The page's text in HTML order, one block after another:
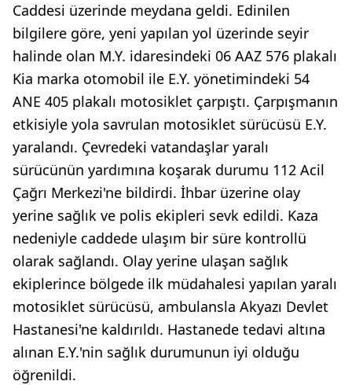
Caddesi üzerinde meydana geldi. Edinilen
bilgilere göre, yeni yapılan yol üzerinde seyir
halinde olan M.Y. idaresindeki 06 AAZ 576 plakalı
Kia marka otomobil ile E.Y. yönetimindeki 54
ANE 405 plakalı motosiklet çarpıştı. Çarpışmanın
etkisiyle yola savrulan motosiklet sürücüsü E.Y.
yaralandı. Çevredeki vatandaşlar yaralı
sürücünün yardımına koşarak durumu 112 Acil
Çağrı Merkezi'ne bildirdi. İhbar üzerine olay
yerine sağlık ve polis ekipleri sevk edildi. Kaza
nedeniyle caddede ulaşım bir süre kontrollü
olarak sağlandı. Olay yerine ulaşan sağlık
ekiplerince bölgede ilk müdahalesi yapılan yaralı
motosiklet sürücüsü, ambulansla Akyazı Devlet
Hastanesi'ne kaldırıldı. Hastanede tedavi altına
alınan E.Y.'nin sağlık durumunun iyi olduğu
öğrenildi.